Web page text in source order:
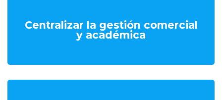
Centralizar la gestión comercial
y académica